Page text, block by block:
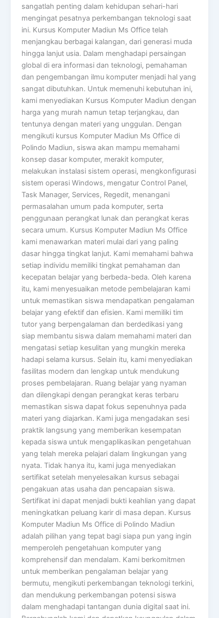
sangatlah penting dalam kehidupan sehari-hari
mengingat pesatnya perkembangan teknologi saat
ini. Kursus Komputer Madiun Ms Office telah
menjangkau berbagai kalangan, dari generasi muda
hingga lanjut usia. Dalam menghadapi persaingan
global di era informasi dan teknologi, pemahaman
dan pengembangan ilmu komputer menjadi hal yang
sangat dibutuhkan. Untuk memenuhi kebutuhan ini,
kami menyediakan Kursus Komputer Madiun dengan
harga yang murah namun tetap terjangkau, dan
tentunya dengan materi yang unggulan. Dengan
mengikuti kursus Komputer Madiun Ms Office di
Polindo Madiun, siswa akan mampu memahami
konsep dasar komputer, merakit komputer,
melakukan instalasi sistem operasi, mengkonfigurasi
sistem operasi Windows, mengatur Control Panel,
Task Manager, Services, Regedit, menangani
permasalahan umum pada komputer, serta
penggunaan perangkat lunak dan perangkat keras
secara umum. Kursus Komputer Madiun Ms Office
kami menawarkan materi mulai dari yang paling
dasar hingga tingkat lanjut. Kami memahami bahwa
setiap individu memiliki tingkat pemahaman dan
kecepatan belajar yang berbeda-beda. Oleh karena
itu, kami menyesuaikan metode pembelajaran kami
untuk memastikan siswa mendapatkan pengalaman
belajar yang efektif dan efisien. Kami memiliki tim
tutor yang berpengalaman dan berdedikasi yang
siap membantu siswa dalam memahami materi dan
mengatasi setiap kesulitan yang mungkin mereka
hadapi selama kursus. Selain itu, kami menyediakan
fasilitas modern dan lengkap untuk mendukung
proses pembelajaran. Ruang belajar yang nyaman
dan dilengkapi dengan perangkat keras terbaru
memastikan siswa dapat fokus sepenuhnya pada
materi yang diajarkan. Kami juga mengadakan sesi
praktik langsung yang memberikan kesempatan
kepada siswa untuk mengaplikasikan pengetahuan
yang telah mereka pelajari dalam lingkungan yang
nyata. Tidak hanya itu, kami juga menyediakan
sertifikat setelah menyelesaikan kursus sebagai
pengakuan atas usaha dan pencapaian siswa.
Sertifikat ini dapat menjadi bukti keahlian yang dapat
meningkatkan peluang karir di masa depan. Kursus
Komputer Madiun Ms Office di Polindo Madiun
adalah pilihan yang tepat bagi siapa pun yang ingin
memperoleh pengetahuan komputer yang
komprehensif dan mendalam. Kami berkomitmen
untuk memberikan pengalaman belajar yang
bermutu, mengikuti perkembangan teknologi terkini,
dan mendukung perkembangan potensi siswa
dalam menghadapi tantangan dunia digital saat ini.